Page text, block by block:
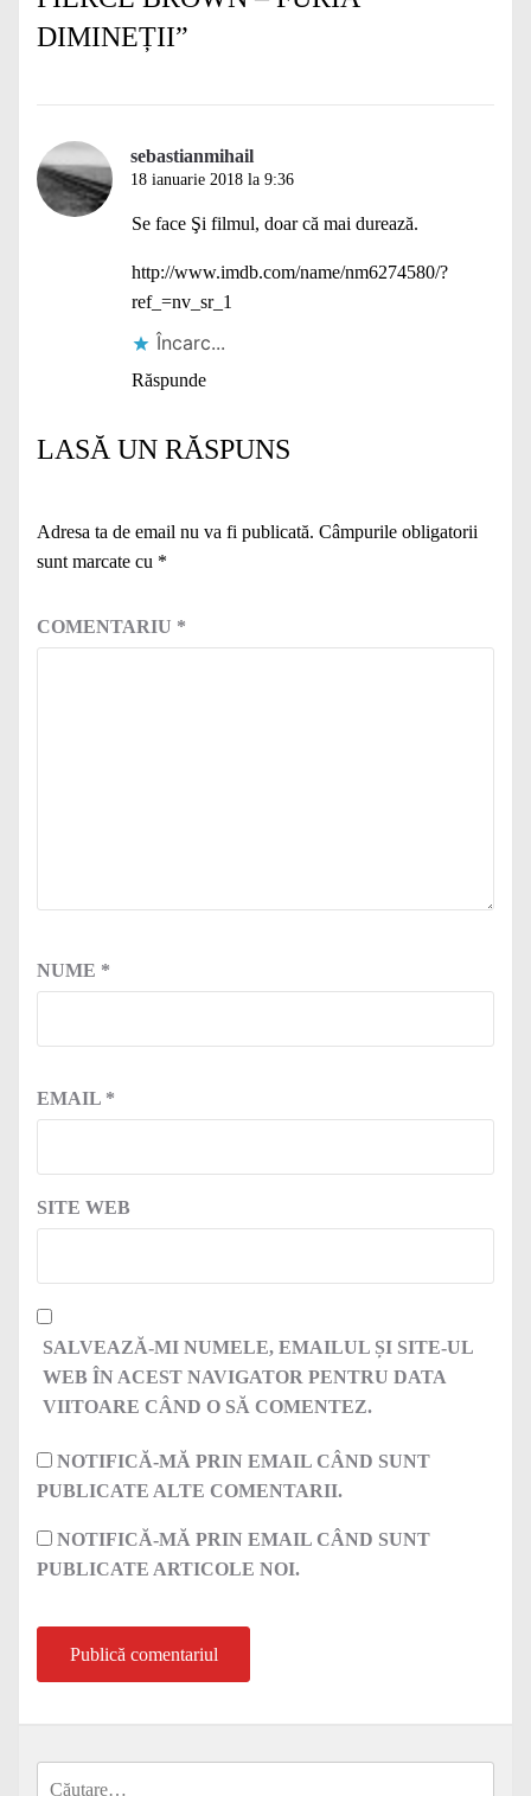
DIMINEȚII”
sebastianmihail
18 ianuarie 2018 la 9:36
Se face Şi filmul, doar că mai durează.
http://www.imdb.com/name/nm6274580/?
ref_=nv_sr_1
Încarc...
Răspunde
LASĂ UN RĂSPUNS
Adresa ta de email nu va fi publicată. Câmpurile obligatorii
sunt marcate cu *
COMENTARIU *
NUME *
EMAIL *
SITE WEB
SALVEAZĂ-MI NUMELE, EMAILUL ȘI SITE-UL
WEB ÎN ACEST NAVIGATOR PENTRU DATA
VIITOARE CÂND O SĂ COMENTEZ.
NOTIFICĂ-MĂ PRIN EMAIL CÂND SUNT
PUBLICATE ALTE COMENTARII.
NOTIFICĂ-MĂ PRIN EMAIL CÂND SUNT
PUBLICATE ARTICOLE NOI.